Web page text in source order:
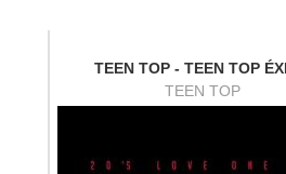
TEEN TOP - TEEN TOP
TEEN TOP